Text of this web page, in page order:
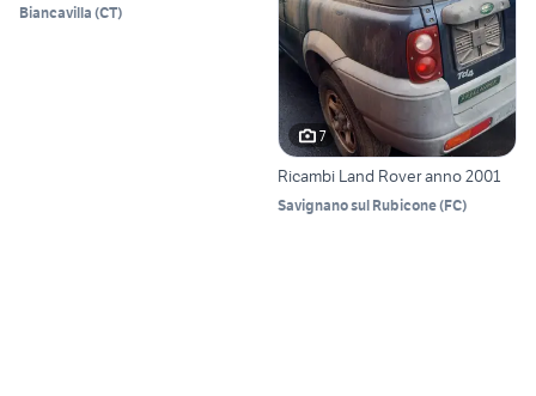
Biancavilla (CT)
7
Ricambi Land Rover anno 2001
Savignano sul Rubicone(FC)